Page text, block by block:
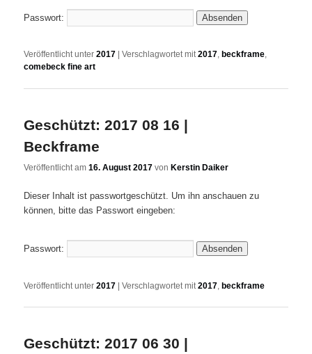
Passwort:
Veröffentlicht unter 2017 |Verschlagwortet mit 2017, beckframe,
comebeck fine art
Geschützt: 2017 08 16 |
Beckframe
Veröffentlicht am16. August 2017 von Kerstin Daiker
Dieser Inhalt ist passwortgeschützt. Um ihn anschauen zu
können, bitte das Passwort eingeben:
Passwort:
Veröffentlicht unter 2017 |Verschlagwortet mit 2017 ,beckframe
Geschützt: 2017 06 30 |